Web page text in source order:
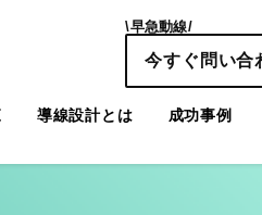
導線設計とは 成功事例
\早急動線/
今すぐ問い合